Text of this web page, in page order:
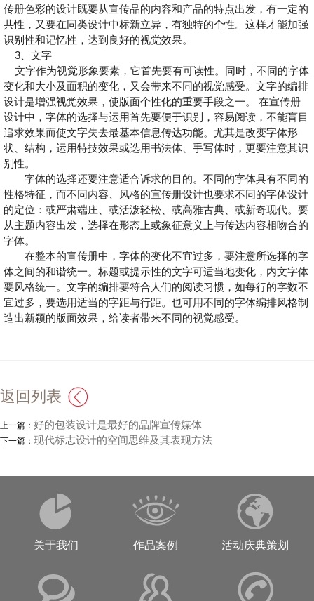
传册色彩的设计既要从宣传品的内容和产品的特点出发，有一定的
共性，又要在同类设计中标新立异，有独特的个性。这样才能加强
识别性和记忆性，达到良好的视觉效果。
3、文字
文字作为视觉形象要素，它首先要有可读性。同时，不同的字体
变化和大小及面积的变化，又会带来不同的视觉感受。文字的编排
设计是增强视觉效果，使版面个性化的重要手段之一。 在宣传册
设计中，字体的选择与运用首先要便于识别，容易阅读，不能盲目
追求效果而使文字失去最基本信息传达功能。尤其是改变字体形
状、结构，运用特技效果或选用书法体、手写体时，更要注意其识
别性。
字体的选择还要注意适合诉求的目的。不同的字体具有不同的
性格特征，而不同内容、风格的宣传册设计也要求不同的字体设计
的定位：或严肃端庄、或活泼轻松、或高雅古典、或新奇现代。要
从主题内容出发，选择在形态上或象征意义上与传达内容相吻合的
字体。
在整本的宣传册中，字体的变化不宜过多，要注意所选择的字
体之间的和谐统一。标题或提示性的文字可适当地变化，内文字体
要风格统一。文字的编排要符合人们的阅读习惯，如每行的字数不
宜过多，要选用适当的字距与行距。也可用不同的字体编排风格制
造出新颖的版面效果，给读者带来不同的视觉感受。
返回列表
上一篇： 好的包装设计是最好的品牌宣传媒体
下一篇： 现代标志设计的空间思维及其表现方法
关于我们 作品案例 活动庆典策划